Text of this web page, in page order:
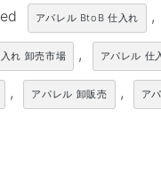
アパレル BtoB 仕入れ ,
れ 卸売市場 , アパレル 仕
, アパレル 卸販売 , ア